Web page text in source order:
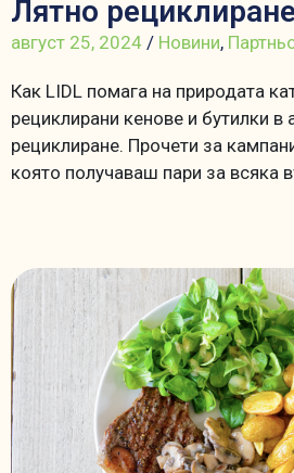
Лятно
август 25, 2024 / Новини,
Как LIDL помага на природата
рециклирани кенове и бутилки в
рециклиране. Прочети за
която получаваш пари за всяка